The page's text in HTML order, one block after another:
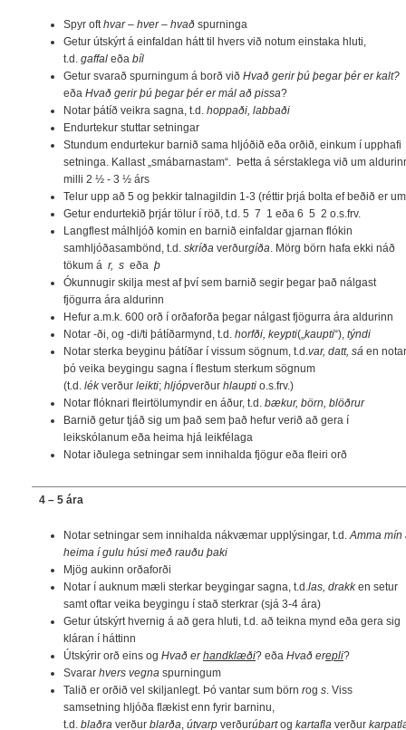
Spyr ofthvar – hver – hvað spurninga
Getur útskýrt á einfaldan hátt til hvers við notum einstaka hluti,
t.d. gaffal eða bíl
Getur svarað spurningum á borð við Hvað gerir þú þegar þér er kalt?
eða Hvað gerir þú þegar þér er mál að pissa?
Notar þátíð veikra sagna, t.d. hoppaði, labbaði
Endurtekur stuttar setningar
Stundum endurtekur barnið sama hljóðið eða orðið, einkum í upphafi
setninga. Kallast „smábarnastam“. Þetta á sérstaklega við um
milli 2 ½ - 3 ½ árs
Telur upp að 5 og þekkir talnagildin 1-3 (réttir þrjá bolta ef beðið er
Getur endurtekið þrjár tölur í röð, t.d. 5 7 1 eða 6 5 2 o.s.frv.
Langflest málhljóð komin en barnið einfaldar gjarnan flókin
samhljóðasambönd, t.d. skríða verðurgíða. Mörg börn hafa ekki náð
tökum á r, s eða þ
Ókunnugir skilja mest af því sem barnið segir þegar það nálgast
fjögurra ára aldurinn
Hefur a.m.k. 600 orð í orðaforða þegar nálgast fjögurra ára aldurinn
Notar -ði, og -di/ti þátíðarmynd, t.d. horfði, keypti(„kaupti“), týndi
Notar sterka beyginu þátíðar í vissum sögnum, t.d.var, datt, sá en notar
þó veika beygingu sagna í flestum sterkum sögnum
(t.d. lékverður leikti; hljópverður hlaupti o.s.frv.)
Notar flóknari fleirtölumyndir en áður, t.d. bækur, börn, blöðrur
Barnið getur tjáð sig um það sem það hefur verið að gera í
leikskólanum eða heima hjá leikfélaga
Notar iðulega setningar sem innihalda fjögur eða fleiri orð
4 – 5 ára
Notar setningar sem innihalda nákvæmar upplýsingar, t.d.Amma mín
heima í gulu húsi með rauðu þaki
Mjög aukinn orðaforði
Notar í auknum mæli sterkar beygingar sagna, t.d.las, drakken setur
samt oftar veika beygingu í stað sterkrar (sjá 3-4 ára)
Getur útskýrt hvernig á að gera hluti, t.d. að teikna mynd eða gera sig
kláran í háttinn
Útskýrir orð eins og Hvað erhandklæði? eða Hvað erepli?
Svarar hvers vegna spurningum
Talið er orðið vel skiljanlegt. Þó vantar sum börn rog s. Viss
samsetning hljóða flækist enn fyrir barninu,
t.d. blaðra verður blarða, útvarp verðurúbartog kartafla verður